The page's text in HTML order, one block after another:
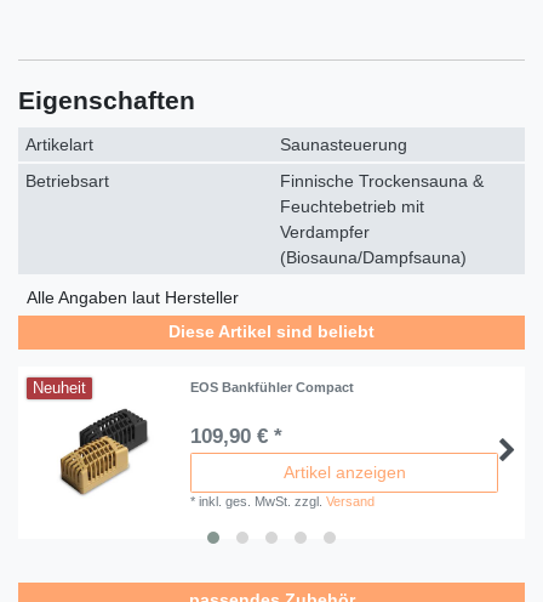
Eigenschaften
Artikelart
Saunasteuerung
Betriebsart
Finnische Trockensauna &
Feuchtebetrieb mit
Verdampfer
(Biosauna/Dampfsauna)
Alle Angaben laut Hersteller
Diese Artikel sind beliebt
Neuheit EOS Bankfühler Compact
109,90 € *
Artikel anzeigen
*inkl. ges. MwSt. zzgl.Versand